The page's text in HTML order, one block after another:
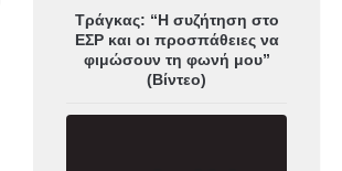
Τράγκας: “Η συζήτηση στο
ΕΣΡ και οι προσπάθειες να
φιμώσουν τη φωνή μου”
(Βίντεο)